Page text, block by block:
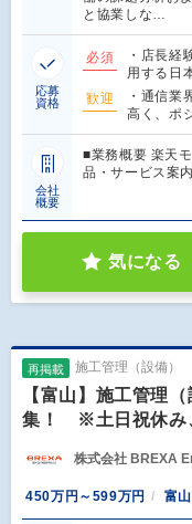
と協業しな…
応募
資格
必須
・店長経
用する日
歓迎
・通信業
高く、ポ
会社
概要
■業務概要 楽天
品・サービス案
気になる
再掲載 施工管理（設備）
【富山】施工管理
集！ ※土日祝休み
株式会社 BREXA
450万円～599万円 富